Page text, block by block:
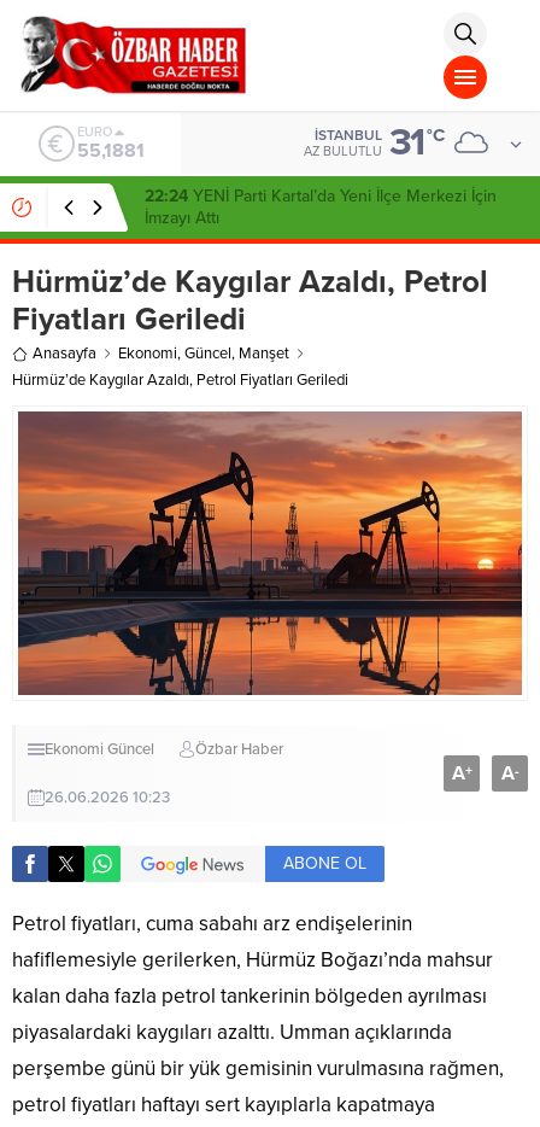
islami
chat
omegla
türk
sohbet
cinsel
sohbet
dini
chat
ALTIN
6.660,55
İSTANBUL
AZ BULUTLU 31°C
09:29 Türk Hava Kuvvetleri’nde Tarihi Gün: Özlem
Karapınar İlk Kadın General Oldu
Hürmüz’de Kaygılar Azaldı, Petrol
Fiyatları Geriledi
Anasayfa Ekonomi,Güncel, Manşet
Hürmüz’de Kaygılar Azaldı, Petrol Fiyatları Geriledi
Ekonomi Güncel Özbar Haber
26.06.2026 10:23
A+ A-
ABONE OL
Petrol fiyatları, cuma sabahı arz endişelerinin
hafiflemesiyle gerilerken, Hürmüz Boğazı’nda mahsur
kalan daha fazla petrol tankerinin bölgeden ayrılması
piyasalardaki kaygıları azalttı. Umman açıklarında
perşembe günü bir yük gemisinin vurulmasına rağmen,
petrol fiyatları haftayı sert kayıplarla kapatmaya